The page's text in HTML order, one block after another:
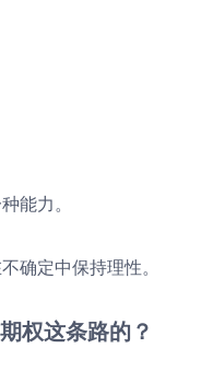
能力。
确定中保持理性。
权这条路的？